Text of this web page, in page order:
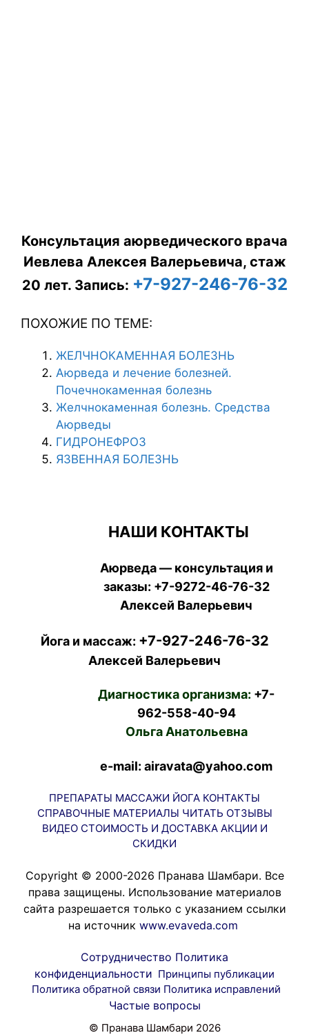
Консультация аюрведического врача
Иевлева Алексея Валерьевича, стаж
20 лет. Запись: +7-927-246-76-32
ПОХОЖИЕ ПО ТЕМЕ:
ЖЕЛЧНОКАМЕННАЯ БОЛЕЗНЬ
Аюрведа и лечение болезней.
Почечнокаменная болезнь
Желчнокаменная болезнь. Средства
Аюрведы
ГИДРОНЕФРОЗ
ЯЗВЕННАЯ БОЛЕЗНЬ
НАШИ КОНТАКТЫ
Аюрведа — консультация и
заказы: +7-9272-46-76-32
Алексей Валерьевич
Йога и массаж: +7-927-246-76-32
Алексей Валерьевич
Диагностика организма: +7-
962-558-40-94
Ольга Анатольевна
e-mail: airavata@yahoo.com
ПРЕПАРАТЫ МАССАЖИ ЙОГА КОНТАКТЫ
СПРАВОЧНЫЕ МАТЕРИАЛЫ ЧИТАТЬ ОТЗЫВЫ
ВИДЕО СТОИМОСТЬ И ДОСТАВКА АКЦИИ И
СКИДКИ
Copyright © 2000-2026 Пранава Шамбари. Все
права защищены. Использование материалов
сайта разрешается только с указанием ссылки
на источник www.evaveda.com
Сотрудничество Политика
конфиденциальности Принципы публикации
Политика обратной связи Политика исправлений
Частые вопросы
© Пранава Шамбари 2026